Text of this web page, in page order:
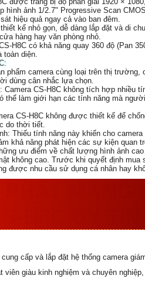
ảnh 1/2.7" Progressive Scan
hiệu quả ngay cả vào ban đêm.
kế nhỏ gọn, dễ dàng lắp đặt và di
hàng hay văn phòng nhỏ.
H8C có khả năng quay 360 độ (Pan
diện.
phẩm camera cùng loại trên thị trường,
dùng cân nhắc lựa chọn.
Camera CS-H8C không tích hợp nhiều
thể làm giới hạn các tính năng mà
CS-H8C không được thiết kế để
do thời tiết.
Thiếu tính năng này khiến cho
khả năng phát hiện các sự kiện quan
ưu điểm về chất lượng hình ảnh
không cao. Trước khi quyết định
được nhu cầu sử dụng cá nhân hay
cấp và lắp đặt hệ thống camera
viên giàu kinh nghiệm và chuyên